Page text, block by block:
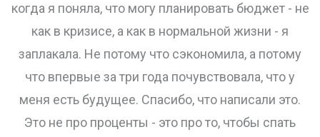
когда я поняла, что могу планировать бюджет - не
как в кризисе, а как в нормальной жизни - я
заплакала. Не потому что сэкономила, а потому
что впервые за три года почувствовала, что у
меня есть будущее. Спасибо, что написали это.
Это не про проценты - это про то, чтобы спать